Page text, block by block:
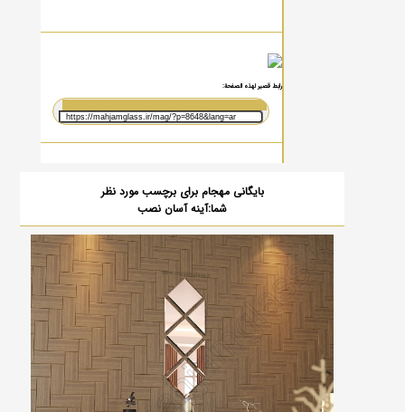
رابط قصير لهذه الصفحة:
بایگانی مهجام برای برچسب مورد نظر
شما:آینه آسان نصب